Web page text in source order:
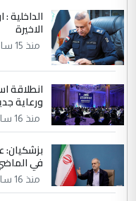
ابا فرات ...
الموضوع :
مضجعيك يابن الزنا
سردار
التعليق : واحد
جنسية الرافد
الموضوع :
مضجعيك يابن الزنا
الداخلية
الاخيرة
منذ 15 ساعة
انطلاقة
ورعاية
منذ 16 ساعة
بزشكيان:
في
منذ 16 ساعة